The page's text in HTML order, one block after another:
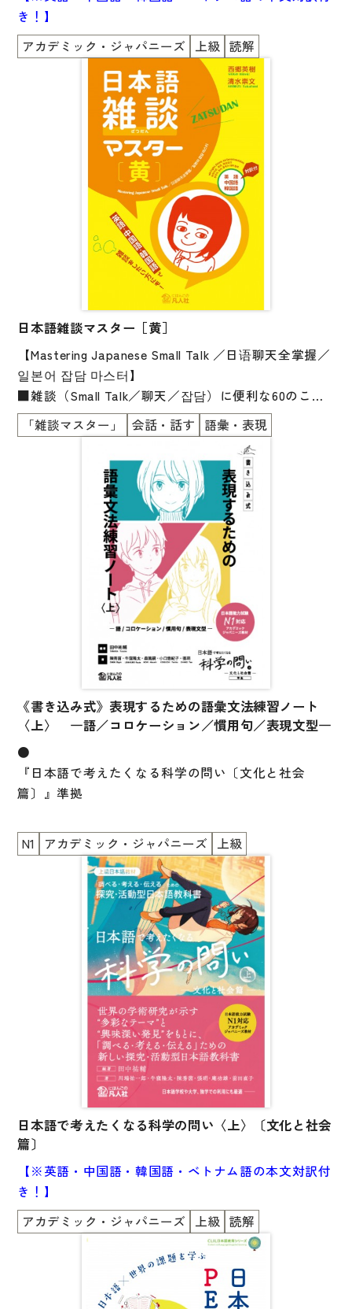
き！】
アカデミック・ジャパニーズ
上級 読解
日本語雑談マスター［黄］
【Mastering Japanese Small Talk ／日语聊天全掌握／
일본어 잡담 마스터】
■雑談（Small Talk／聊天／잡담）に便利な60のこと
ば・表現が勉強できます
■12の雑談の秘訣（The Secret to Small Talk／聊天的
秘诀／잡담의 비결）も勉強できます
■会社員や大学生の自然な会話
■ひとりで勉強できます
■初級の勉強がおわったら、読んでみましょう
■自然な英語・中国語・韓国語の対訳付き
■英語・中国語・韓国語を学んでいる人にもおススメ
「雑談マスター」 会話・話す 語彙・表現
《書き込み式》表現するための語彙文法練習ノート
〈上〉 ―語／コロケーション／慣用句／表現文型―
●
『日本語で考えたくなる科学の問い〔文化と社会
篇〕』準拠
「語・コロケーション・慣用句・表現文型」の視点で
学べる、新しい書き込み式日本語練習ノート！
［日本語能力試験N1対応・アカデミックジャパニーズ
本書では、N1レベルの日本語能力試験やアカデミッ
クな場面で用いられやすい重要表現を
「語・コロケーション・慣用句・表現文型」の観点か
ら量的・質的調査を用いて計407項目に選定し、
その用例や用法などに関する約15万字に上る詳しい解
説と、運用練習するための計825の設問を設けまし
さらに、本書と同シリーズの教材である『日本語で考
えたくなる科学の問い〔文化と社会篇〕』（凡人社）
では、
本書に掲載された語彙・文型・表現がアカデミックな
文章の中でどのように用いられるかを示し、
本書と連動した効果的な学習ができるようにしまし
た。
［利用方法と育成される能力］
N1 アカデミック・ジャパニーズ 上級
日本語で考えたくなる科学の問い〈上〉〔文化と社会
篇〕
【※英語・中国語・韓国語・ベトナム語の本文対訳付
き！】
アカデミック・ジャパニーズ
上級 読解